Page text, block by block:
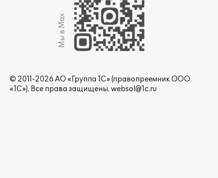
Мы в Max
© 2011-2026 АО «Группа 1С» (правопреемник ООО
«1С»). Все права защищены. websol@1c.ru